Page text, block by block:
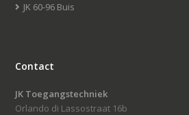
JK 60-96 Buis
Contact
JK Toegangstechniek
Orlando di Lassostraat 16b